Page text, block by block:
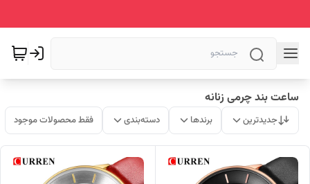
ساعت بند چرمی زنانه
جدیدترین برندها دسته‌بندی فقط محصولات موجود